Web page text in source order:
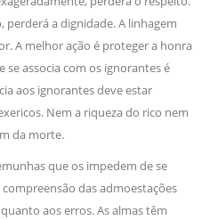
perderá a dignidade. A linhagem
A melhor ação é proteger a honra
se associa com os ignorantes é
aos ignorantes deve estar
Nem a riqueza do rico nem
da morte.
que os impedem de se
das admoestações
aos erros. As almas têm